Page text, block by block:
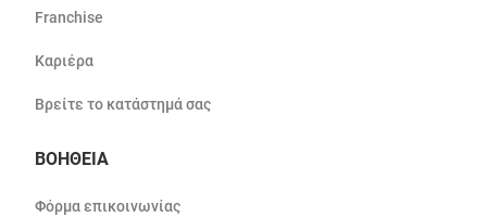
Franchise
Καριέρα
Βρείτε το κατάστημά σας
ΒΟΗΘΕΙΑ
Φόρμα επικοινωνίας